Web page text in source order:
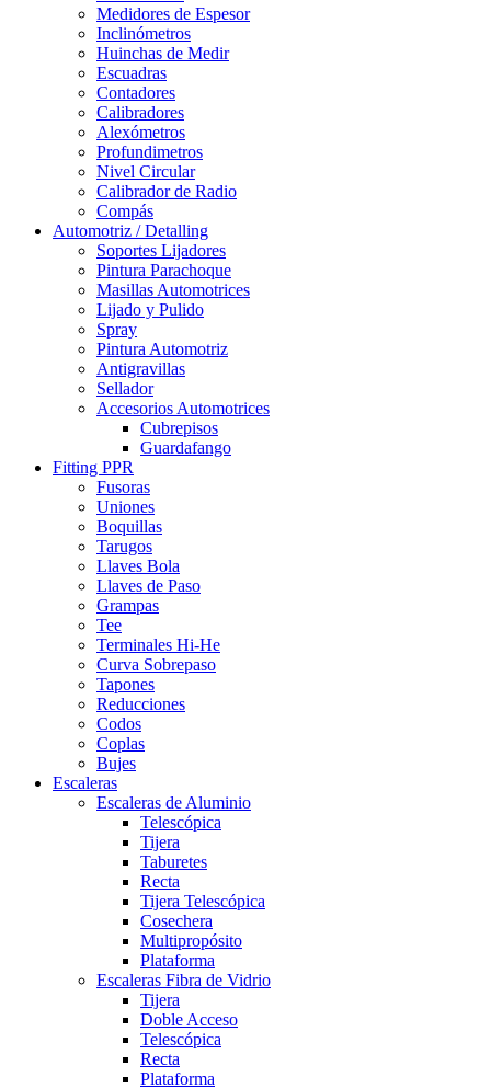
Medidores de Espesor
Inclinómetros
Huinchas de Medir
Escuadras
Contadores
Calibradores
Alexómetros
Profundimetros
Nivel Circular
Calibrador de Radio
Compás
Automotriz / Detalling
Soportes Lijadores
Pintura Parachoque
Masillas Automotrices
Lijado y Pulido
Spray
Pintura Automotriz
Antigravillas
Sellador
Accesorios Automotrices
Cubrepisos
Guardafango
Fitting PPR
Fusoras
Uniones
Boquillas
Tarugos
Llaves Bola
Llaves de Paso
Grampas
Tee
Terminales Hi-He
Curva Sobrepaso
Tapones
Reducciones
Codos
Coplas
Bujes
Escaleras
Escaleras de Aluminio
Telescópica
Tijera
Taburetes
Recta
Tijera Telescópica
Cosechera
Multipropósito
Plataforma
Escaleras Fibra de Vidrio
Tijera
Doble Acceso
Telescópica
Recta
Plataforma